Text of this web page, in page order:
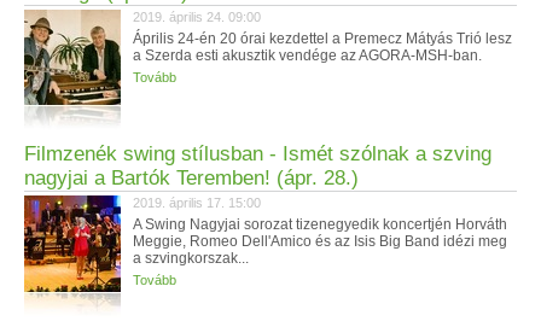
2019. április 24. 09:00
Április 24-én 20 órai kezdettel a Premecz Mátyás Trió lesz
a Szerda esti akusztik vendége az AGORA-MSH-ban.
Tovább
Filmzenék swing stílusban - Ismét szólnak a szving
nagyjai a Bartók Teremben! (ápr. 28.)
2019. április 17. 15:00
A Swing Nagyjai sorozat tizenegyedik koncertjén Horváth
Meggie, Romeo Dell'Amico és az Isis Big Band idézi meg
a szvingkorszak...
Tovább